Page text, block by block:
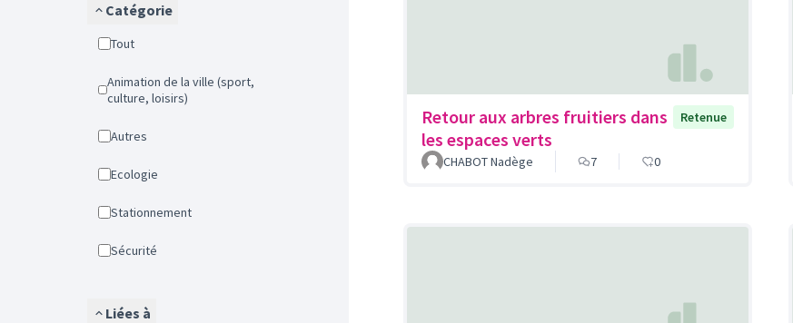
Catégorie
Tout
Animation de la ville (sport,
culture, loisirs)
Autres
Ecologie
Stationnement
Sécurité
Liées à
Retour aux arbres fruitiers dans
les espaces verts
Retenue
CHABOT Nadège 7 0